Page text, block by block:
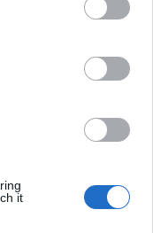
it
όλη την